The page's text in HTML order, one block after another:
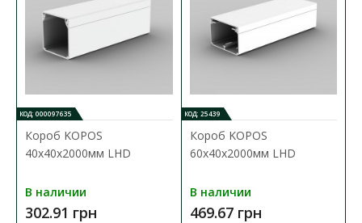
В КОРЗИНУ
В сравнения
КОД: 000097635
Короб KOPOS
40х40х2000мм LHD
В наличии
302.91 грн
КОД: 25439
Короб KOPOS
60х40х2000мм LHD
В наличии
469.67 грн